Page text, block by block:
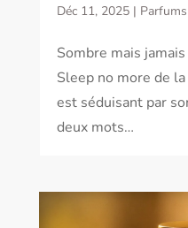
Déc 11, 2025|
Sombre mais
Sleep no more de
est séduisant par
deux mots…